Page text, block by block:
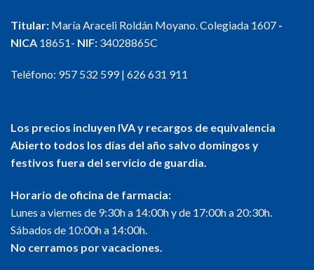
Titular: María Araceli Roldán Moyano. Colegiada 1607 -
NICA 18651- NIF: 34028865C
Teléfono: 957 532 599| 626 631 911
Los precios incluyen IVA y recargos de equivalencia
Abierto todos los días del año salvo domingos y
festivos fuera del servicio de guardia.
Horario de oficina de farmacia:
Lunes a viernes de 9:30h a 14:00h y de 17:00h a 20:30h.
Sábados de 10:00h a 14:00h.
No cerramos por vacaciones.